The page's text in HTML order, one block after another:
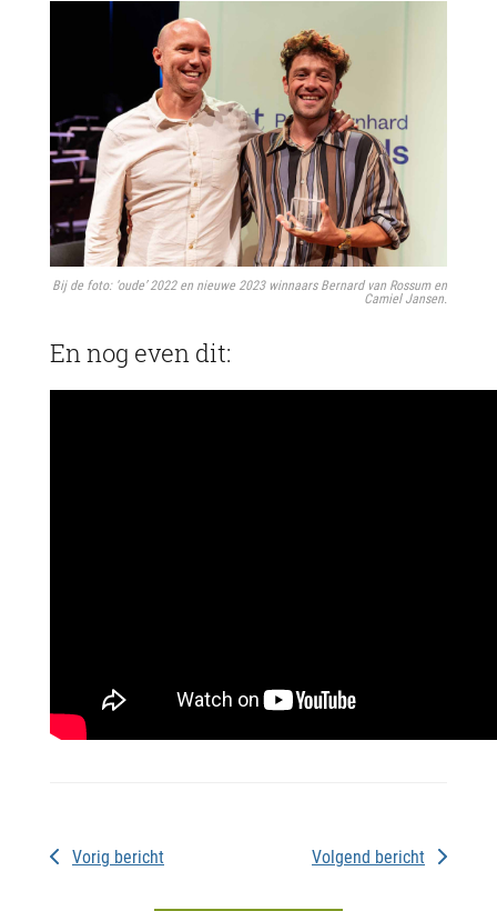
Bij de foto: ‘oude’ 2022 en nieuwe 2023 winnaars Bernard van Rossum en
Camiel Jansen.
En nog even dit:
Vorig bericht Volgend bericht